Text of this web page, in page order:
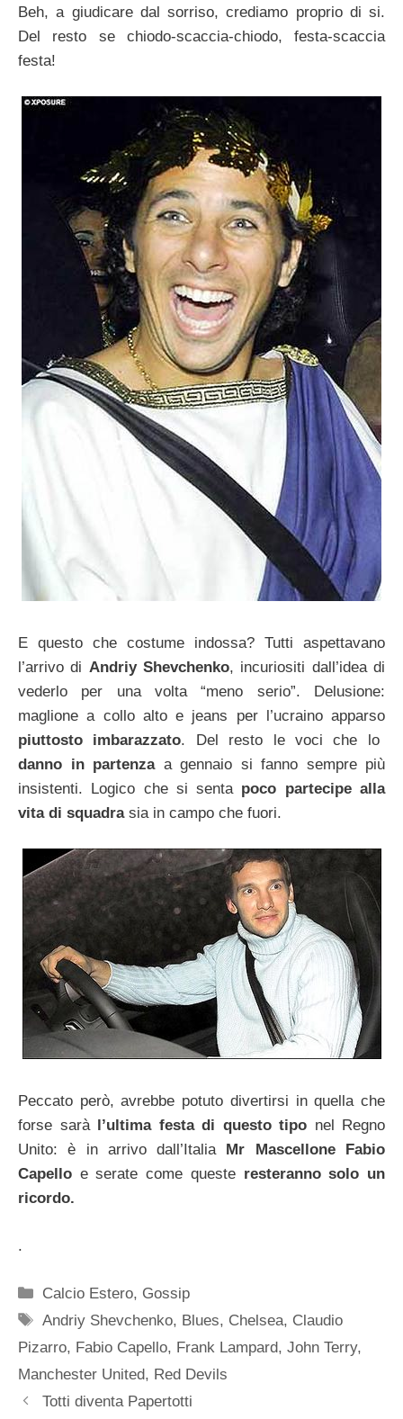
Beh, a giudicare dal sorriso, crediamo proprio di si.
Del resto se chiodo-scaccia-chiodo, festa-scaccia
festa!
E questo che costume indossa? Tutti aspettavano
l’arrivo di Andriy Shevchenko, incuriositi dall’idea di
vederlo per una volta “meno serio”. Delusione:
maglione a collo alto e jeans per l’ucraino apparso
piuttosto imbarazzato. Del resto le voci che lo
danno in partenzaa gennaio si fanno sempre più
insistenti. Logico che si sentapoco partecipe alla
vita di squadrasia in campo che fuori.
Peccato però, avrebbe potuto divertirsi in quella che
forse sarà l’ultima festa di questo tipo nel Regno
Unito: è in arrivo dall’Italia Mr Mascellone Fabio
Capello e serate come queste resteranno solo un
ricordo.
.
Categorie
Calcio Estero, Gossip
Tag
Andriy Shevchenko, Blues, Chelsea, Claudio
Pizarro, Fabio Capello, Frank Lampard, John Terry,
Manchester United, Red Devils
Totti diventa Papertotti